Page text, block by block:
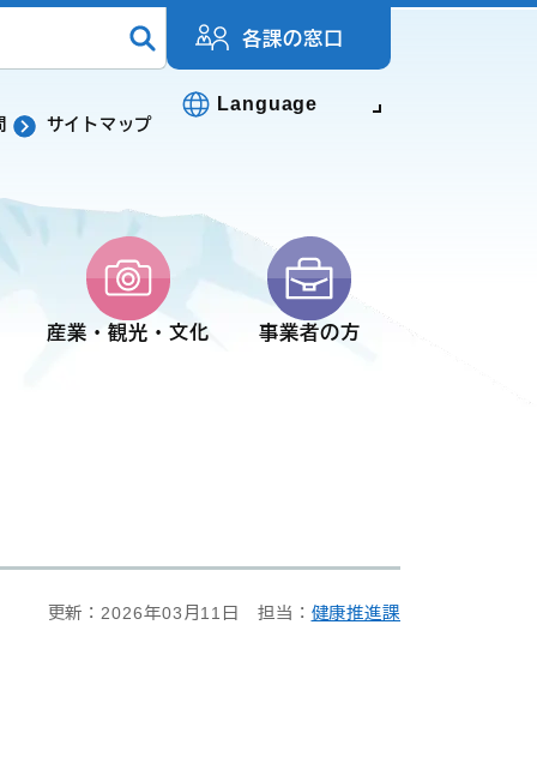
各課の窓口
サイトマップ
Language
産業・観光・文化 事業者の方
更新：2026年03月11日 担当： 健康推進課